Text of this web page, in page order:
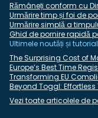
Rămâneți conform cu
Urmărire timp și foi de
Urmărire simplă a
Ghid de pornire rapidă
Ultimele noutăți și
The Surprising Cost of
Europe’s Best Time
Transforming EU
Beyond Toggl:
Vezi toate articolele de